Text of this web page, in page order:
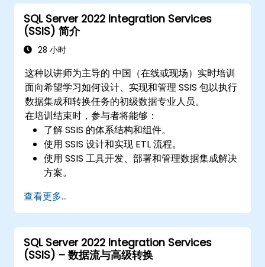
SQL Server 2022 Integration Services
(SSIS) 简介
28 小时
这种以讲师为主导的 中国（在线或现场）实时培训
面向希望学习如何设计、实现和管理 SSIS 包以执行
数据集成和转换任务的初级数据专业人员。
在培训结束时，参与者将能够：
了解 SSIS 的体系结构和组件。
使用 SSIS 设计和实现 ETL 流程。
使用 SSIS 工具开发、部署和管理数据集成解决
方案。
查看更多...
SQL Server 2022 Integration Services
(SSIS) – 数据流与高级转换